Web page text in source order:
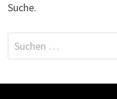
Suche.
Suchen
nach: